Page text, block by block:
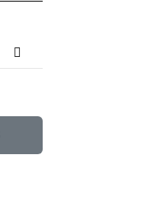
Afficher Le Mot De Passe